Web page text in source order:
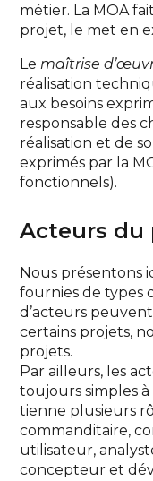
métier. La MOA
projet, le met en
Lemaîtrise
réalisation
aux besoins
responsable des
réalisation et de
exprimés par la
fonctionnels).
Acteurs du
Nous présentons
fournies de types
d’acteurs
certains projets,
projets.
Par ailleurs, les
toujours simples
tienne plusieurs
commanditaire,
utilisateur,
concepteur et